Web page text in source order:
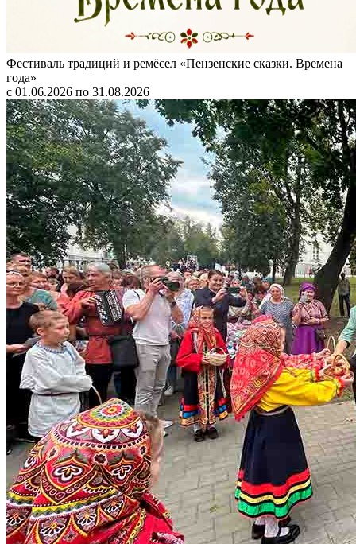
Фестиваль традиций и ремёсел «Пензенские сказки. Времена
года»
с 01.06.2026 по 31.08.2026